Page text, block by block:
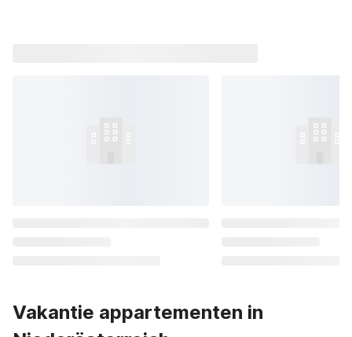
Vakantie appartementen in